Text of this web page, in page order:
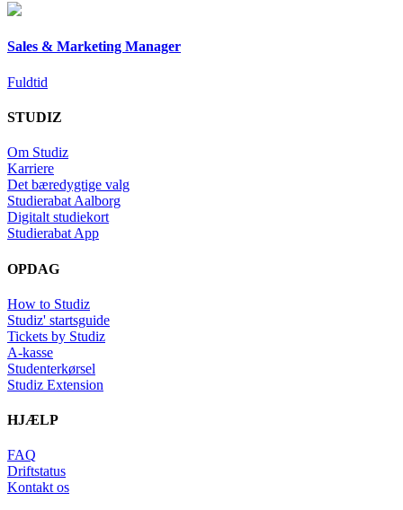
Sales & Marketing Manager
Fuldtid
STUDIZ
Om Studiz
Karriere
Det bæredygtige valg
Studierabat Aalborg
Digitalt studiekort
Studierabat App
OPDAG
How to Studiz
Studiz' startsguide
Tickets by Studiz
A-kasse
Studenterkørsel
Studiz Extension
HJÆLP
FAQ
Driftstatus
Kontakt os